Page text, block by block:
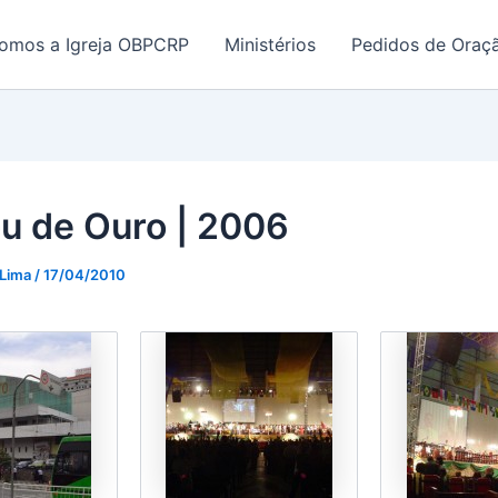
a Igreja OBPCRP Ministérios Pedidos de
de Ouro | 2006
/17/04/2010